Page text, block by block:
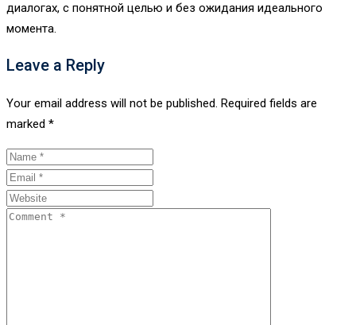
диалогах, с понятной целью и без ожидания идеального
момента.
Leave a Reply
Your email address will not be published. Required fields are
marked *